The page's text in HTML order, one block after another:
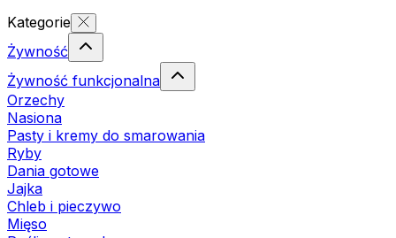
Kategorie
Żywność
Żywność funkcjonalna
Orzechy
Nasiona
Pasty i kremy do smarowania
Ryby
Dania gotowe
Jajka
Chleb i pieczywo
Mięso